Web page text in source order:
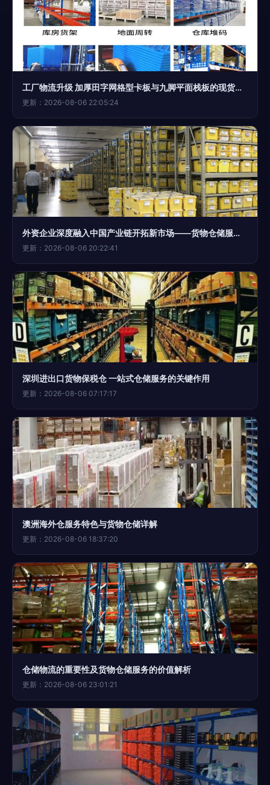
工厂物流升级 加厚田字网格型卡板与九脚平面栈板的现货仓储解决方案
更新：2026-08-06 22:05:24
外资企业深度融入中国产业链开拓新市场——货物仓储服务的战略价值与实践路径
更新：2026-08-06 20:22:41
深圳进出口货物保税仓 一站式仓储服务的关键作用
更新：2026-08-06 07:17:17
澳洲海外仓服务特色与货物仓储详解
更新：2026-08-06 18:37:20
仓储物流的重要性及货物仓储服务的价值解析
更新：2026-08-06 23:01:21